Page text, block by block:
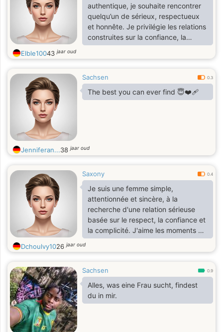
authentique, je souhaite rencontrer
quelqu’un de sérieux, respectueux
et honnête. Je privilégie les relations
construites sur la confiance, la
communication et la douceur. J’aime
la tranquillité, les moments partagés
savent écouter autant que parler. Si
tu recherches une relation stable et
sincère, je serais heureuse de faire
Elble10043jaar oud
Sachsen 0.3
The best you can ever find 😇❤️‍🩹
Jenniferan...38jaar oud
Saxony 0.4
Je suis une femme simple,
attentionnée et sincère, à la
recherche d'une relation sérieuse
basée sur le respect, la confiance et
la complicité. J'aime les moments de
partage, les discussions
intéressantes et découvrir de
Dchoulvy1026jaar oud
Sachsen 0.9
Alles, was eine Frau sucht, findest
du in mir.